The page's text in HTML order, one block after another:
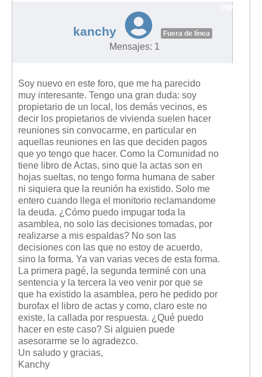
Requerimientos y comunicaciones
Legislación sobre la Comunidad de Propietarios
Legislación sobre Adquisición de Vivienda en Propiedad
Legislación de interés práctico
Diccionario
Usuario
Entrar / Salir
Mis boletines
#9878
kanchy Fuera de línea
Mensajes: 1
Soy nuevo en este foro, que me ha parecido
muy interesante. Tengo una gran duda: soy
propietario de un local, los demás vecinos, es
decir los propietarios de vivienda suelen hacer
reuniones sin convocarme, en particular en
aquellas reuniones en las que deciden pagos
que yo tengo que hacer. Como la Comunidad no
tiene libro de Actas, sino que la actas son en
hojas sueltas, no tengo forma humana de saber
ni siquiera que la reunión ha existido. Solo me
entero cuando llega el monitorio reclamandome
la deuda. ¿Cómo puedo impugar toda la
asamblea, no solo las decisiones tomadas, por
realizarse a mis espaldas? No son las
decisiones con las que no estoy de acuerdo,
sino la forma. Ya van varias veces de esta forma.
La primera pagé, la segunda terminé con una
sentencia y la tercera la veo venir por que se
que ha existido la asamblea, pero he pedido por
burofax el libro de actas y como, claro este no
existe, la callada por respuesta. ¿Qué puedo
hacer en este caso? Si alguien puede
asesorarme se lo agradezco.
Un saludo y gracias,
Kanchy